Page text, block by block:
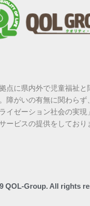
点に県内外で児童福祉と
障がいの有無に関わらず
イゼーション社会の実現
ービスの提供をしており
QOL-Group. All rights